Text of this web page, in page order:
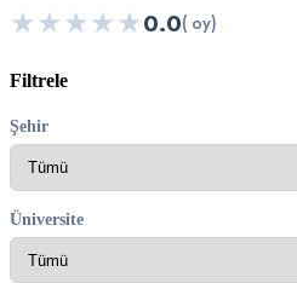
★★★★★0.0( oy)
Filtrele
Şehir
Üniversite